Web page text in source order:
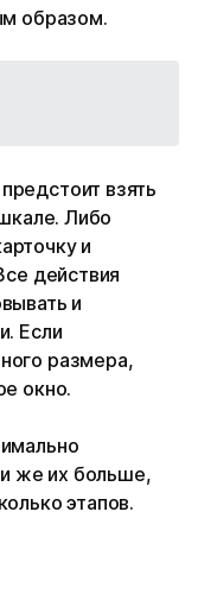
образом.
взять
Либо
и
действия
и
Если
размера,
окно.
же их больше,
этапов.